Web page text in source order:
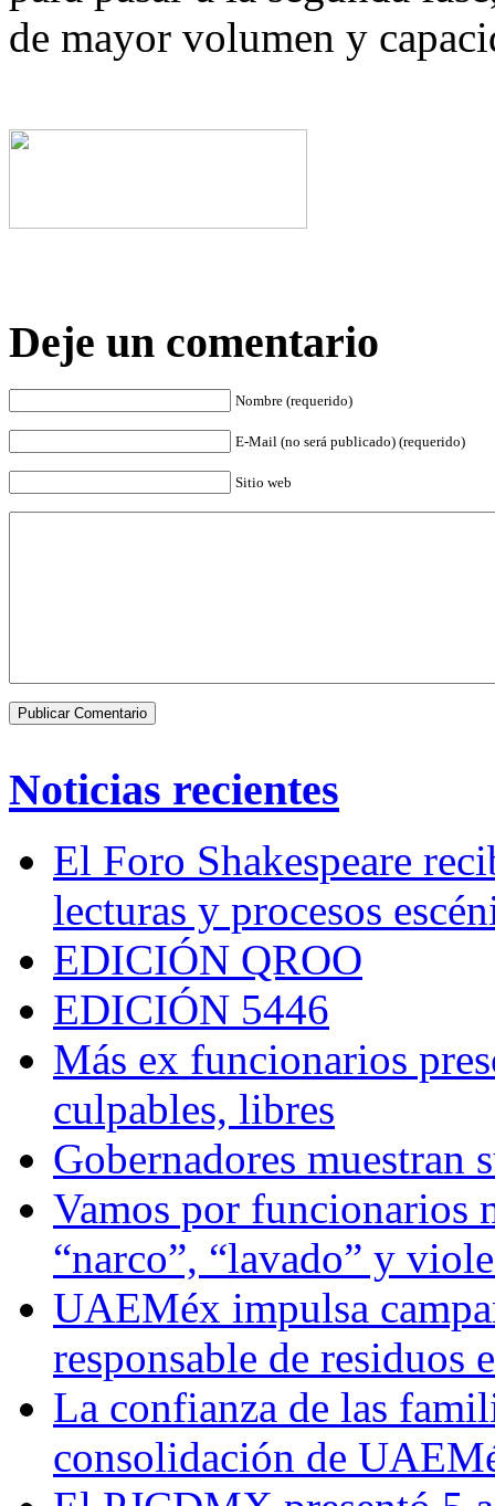
de mayor volumen y
Deje un comentario
Nombre (requerido)
E-Mail (no será publicado) (requerido)
Sitio web
Noticias recientes
El Foro Shakespeare
lecturas y procesos
EDICIÓN QROO
EDICIÓN 5446
Más ex funcionarios
culpables, libres
Gobernadores muestran
Vamos por funcionarios
“narco”, “lavado” y
UAEMéx impulsa
responsable de residuos
La confianza de las
consolidación de